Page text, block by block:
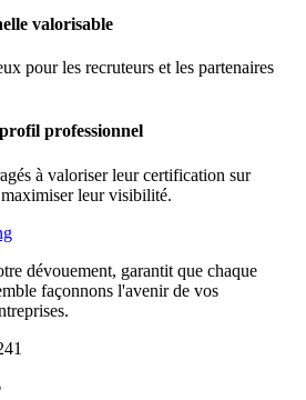
valorisable
pour les recruteurs et les partenaires
professionnel
à valoriser leur certification sur
leur visibilité.
dévouement, garantit que chaque
façonnons l'avenir de vos